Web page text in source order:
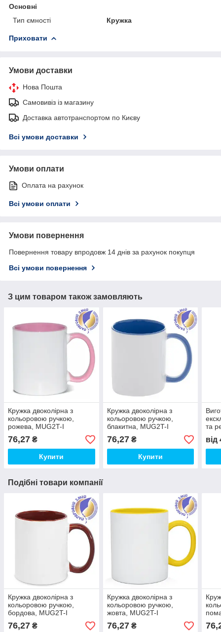
Основні
Тип ємності
Кружка
Приховати
Умови доставки
Нова Пошта
Самовивіз із магазину
Доставка автотранспортом по Києву
Всі умови доставки
Умови оплати
Оплата на рахунок
Всі умови оплати
Умови повернення
Повернення товару впродовж 14 днів за рахунок покупця
Всі умови повернення
З цим товаром також замовляють
Кружка двоколірна з
кольоровою ручкою,
рожева, MUG2T-I
76,27 ₴
Купити
Кружка двоколірна з
кольоровою ручкою,
блакитна, MUG2T-I
76,27₴
Купити
та
від
Подібні товари компанії
Кружка двоколірна з
кольоровою ручкою,
бордова, MUG2T-I
76,27 ₴
Кружка двоколірна з
кольоровою ручкою,
жовта, MUG2T-I
76,27₴